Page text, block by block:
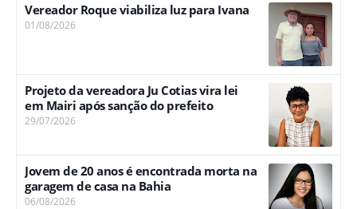
Vereador Roque viabiliza luz para Ivana
01/08/2026
Projeto da vereadora Ju Cotias vira lei
em Mairi após sanção do prefeito
29/07/2026
Jovem de 20 anos é encontrada morta na
garagem de casa na Bahia
06/08/2026